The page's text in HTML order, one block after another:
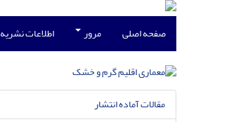
صفحه اصلی مرور اطلاعات نشریه
مقالات آماده انتشار